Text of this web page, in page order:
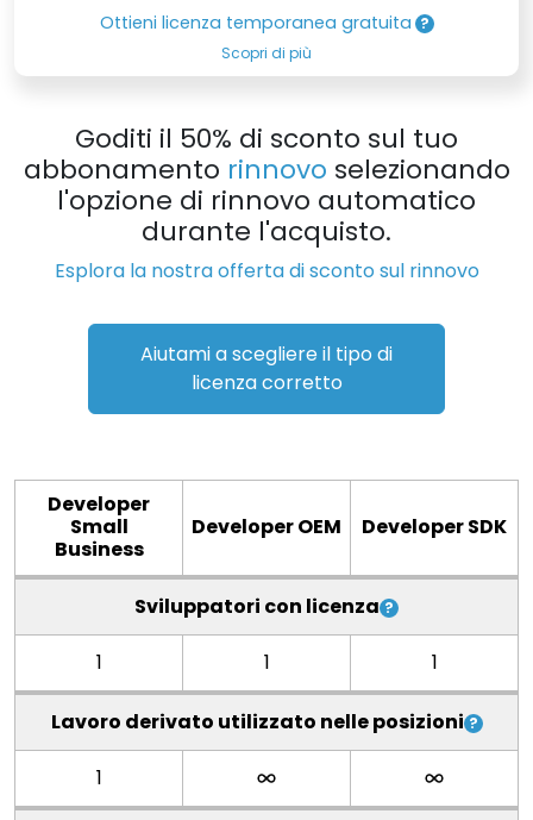
Ottieni licenza temporanea gratuita
Scopri di più
Goditi il 50% di sconto sul tuo
abbonamento rinnovo selezionando
l'opzione di rinnovo automatico
durante l'acquisto.
Esplora la nostra offerta di sconto sul rinnovo
Aiutami a scegliere il tipo di
licenza corretto
Developer
Small
Business
Developer OEM Developer SDK
Sviluppatori con licenza
1 1 1
Lavoro derivato utilizzato nelle posizioni
1